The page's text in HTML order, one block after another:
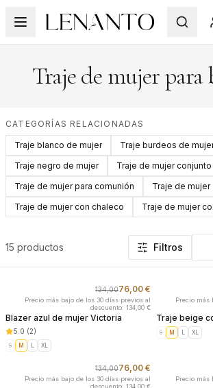
Traje de mujer para
CATEGORÍAS RELACIONADAS
Traje blanco de mujer
Traje burdeos de
Traje negro de mujer
Traje de mujer conjunto
Traje de mujer para comunión
Traje de mujer
Traje de mujer con chaleco
Traje de mujer
Productos de esta categoría: Traje de
15 productos Filtros
134,0076,00 €
Precio más bajo de los 30 días previos al
descuento: 134,00 €
Blazer azul de mujer Victoria
5.0 (2)
S M L XL
Precio más
Traje beige
S M L XL
134,0076,00 €
Precio más bajo de los 30 días previos al
descuento: 134,00 €
Precio más